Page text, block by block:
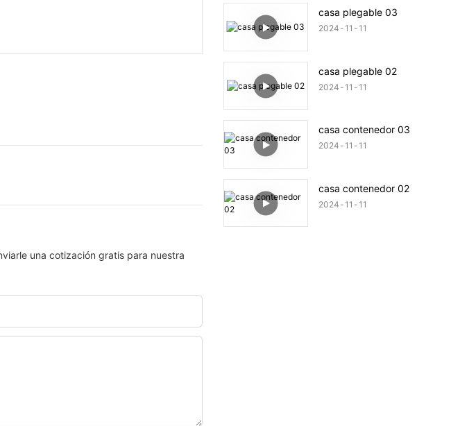
una cotización gratis para nuestra
casa plegable 03
2024 11 11
casa plegable 02
2024 11 11
casa contenedor 03
2024 11 11
casa contenedor 02
2024 11 11